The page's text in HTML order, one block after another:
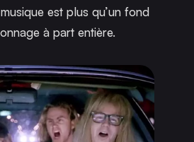
est plus qu’un fond
à part entière.